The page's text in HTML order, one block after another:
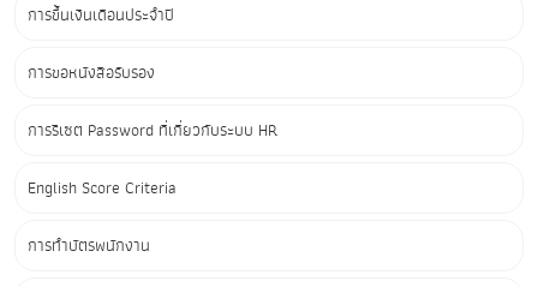
การขึ้นเงินเดือนประจำปี
การขอหนังสือรับรอง
การรีเซต Password ที่เกี่ยวกับระบบ HR
English Score Criteria
การทำบัตรพนักงาน